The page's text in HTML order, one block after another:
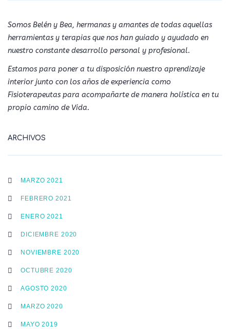
Somos Belén y Bea, hermanas y amantes de todas aquellas
herramientas y terapias que nos han guiado y ayudado en
nuestro constante desarrollo personal y profesional.
Estamos para poner a tu disposición nuestro aprendizaje
interior junto con los años de experiencia como
Fisioterapeutas para acompañarte de manera holística en tu
propio camino de Vida.
ARCHIVOS
MARZO 2021
FEBRERO 2021
ENERO 2021
DICIEMBRE 2020
NOVIEMBRE 2020
OCTUBRE 2020
AGOSTO 2020
MARZO 2020
MAYO 2019